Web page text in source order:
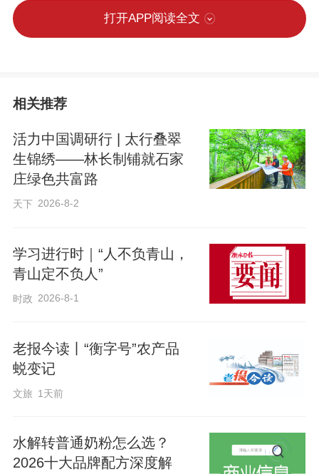
走进古城镇高什井村的蟑螂养殖棚，一排
排整齐的塑料箱内，杜比亚蟑螂正在蛋托
架间爬行。这些看似不起眼的小生物，却
为这个传统农业村带来了意想不到的财
几年前，村民刘中利在一次农产品展会上
发现商机：杜比亚蟑螂是爬宠市场的抢手
它们以蔬菜下脚料为食，将废弃菜叶变废
为宝。“我们每天收购周边市场的废弃菜
叶，既降低成本，又减少污染，还能帮种
说。
打开APP阅读全文
相关推荐
活力中国调研行 | 太行叠翠
生锦绣——林长制铺就石家
庄绿色共富路
天下 2026-8-2
学习进行时｜“人不负青山，
青山定不负人”
时政 2026-8-1
老报今读丨“衡字号”农产品
蜕变记
文旅 1天前
水解转普通奶粉怎么选？
2026十大品牌配方深度解